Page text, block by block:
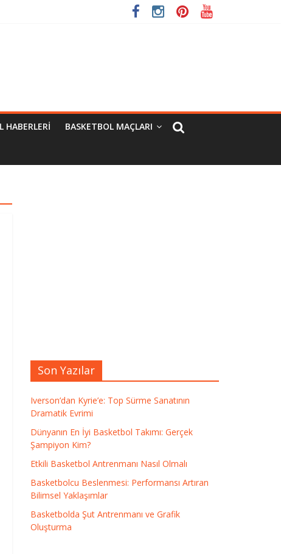
HABERLERI BASKETBOL MAÇLARI
Son Yazılar
Iverson’dan Kyrie’e: Top Sürme Sanatının
Dramatik Evrimi
Dünyanın En İyi Basketbol Takımı: Gerçek
Şampiyon Kim?
Etkili Basketbol Antrenmanı Nasıl Olmalı
Basketbolcu Beslenmesi: Performansı Artıran
Bilimsel Yaklaşımlar
Basketbolda Şut Antrenmanı ve Grafik
Oluşturma